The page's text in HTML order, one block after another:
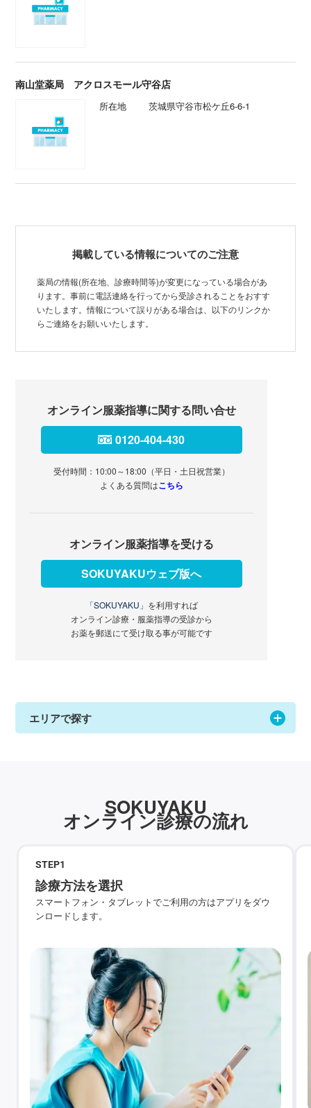
南山堂薬局 アクロスモール守谷店
所在地 茨城県守谷市松ケ丘6-6-1
掲載している情報についてのご注意
薬局の情報(所在地、診療時間等)が変更になっている場合があ
ります。事前に電話連絡を行ってから受診されることをおすす
いたします。情報について誤りがある場合は、以下のリンクか
らご連絡をお願いいたします。
オンライン服薬指導に関する問い合せ
0120-404-430
受付時間：10:00～18:00（平日・土日祝営業）
よくある質問はこちら
オンライン服薬指導を受ける
SOKUYAKUウェブ版へ
「SOKUYAKU」 を利用すれば
オンライン診療・服薬指導の受診から
お薬を郵送にて受け取る事が可能です
エリアで探す
SOKUYAKU
オンライン診療の流れ
STEP1
診療方法を選択
スマートフォン・タブレットでご利用の方はアプリをダウ
ンロードします。